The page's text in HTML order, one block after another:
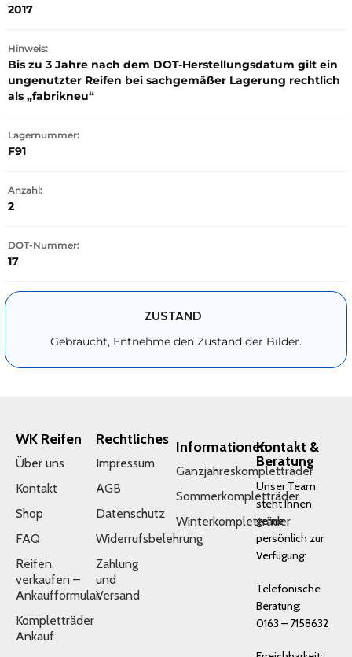
2017
Hinweis:
Bis zu 3 Jahre nach dem DOT-Herstellungsdatum gilt ein
ungenutzter Reifen bei sachgemäßer Lagerung rechtlich
als „fabrikneu“
Lagernummer:
F91
Anzahl:
2
DOT-Nummer:
17
ZUSTAND
Gebraucht, Entnehme den Zustand der Bilder.
WK Reifen
Über uns
Kontakt
Shop
FAQ
Reifen
verkaufen –
Ankaufformular
Kompletträder
Ankauf
Rechtliches
Impressum
AGB
Datenschutz
Widerrufsbelehrung
Zahlung
und
Versand
Informationen
Ganzjahreskompletträder
Sommerkompletträder
Winterkompletträder
Kontakt &
Beratung
Unser Team
steht Ihnen
gerne
persönlich zur
Verfügung:
Telefonische
Beratung:
0163 – 7158632